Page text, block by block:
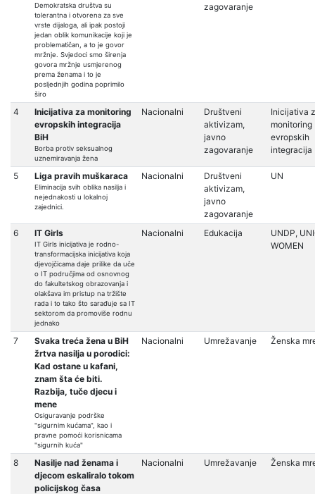
Demokratska društva su
tolerantna i otvorena za sve
vrste dijaloga, ali ipak postoji
jedan oblik komunikacije koji je
problematičan, a to je govor
mržnje. Svjedoci smo širenja
govora mržnje usmjerenog
prema ženama i to je
posljednjih godina poprimilo
širo
zagovaranje
4
Inicijativa za monitoring
evropskih integracija
BiH
Borba protiv seksualnog
uznemiravanja žena
Nacionalni
Društveni
aktivizam,
javno
zagovaranje
Inicijativa
monitoring
evropskih
integracija
5 Liga pravih muškaraca
Eliminacija svih oblika nasilja i
nejednakosti u lokalnoj
zajednici.
Nacionalni
Društveni
aktivizam,
javno
zagovaranje
UN
6 IT Girls
IT Girls inicijativa je rodno-
transformacijska inicijativa koja
djevojčicama daje prilike da uče
o IT područjima od osnovnog
do fakultetskog obrazovanja i
olakšava im pristup na tržište
rada i to tako što sarađuje sa IT
sektorom da promoviše rodnu
jednako
Nacionalni Edukacija
UNDP,
WOMEN
7
Svaka treća žena u BiH
žrtva nasilja u porodici:
Kad ostane u kafani,
znam šta će biti.
Razbija, tuče djecu i
mene
Osiguravanje podrške
"sigurnim kućama", kao i
pravne pomoći korisnicama
"sigurnih kuća"
Nacionalni Umrežavanje Ženska
8
Nasilje nad ženama i
djecom eskaliralo tokom
policijskog časa
Nacionalni Umrežavanje Ženska